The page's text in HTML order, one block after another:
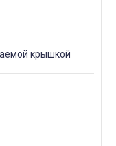
крышкой